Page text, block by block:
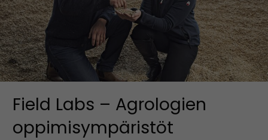
Field Labs – Agrologien
oppimisympäristöt